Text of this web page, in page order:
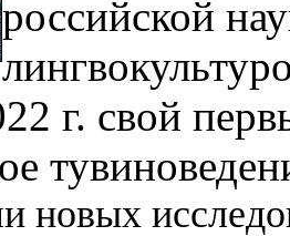
российской
г. свой
новых